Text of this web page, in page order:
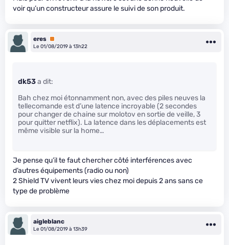
voir qu’un constructeur assure le suivi de son produit.
eres Premium
Le 01/08/2019 à 13h22
dk53a dit:
Bah chez moi étonnamment non, avec des piles neuves la
tellecomande est d’une latence incroyable (2 secondes
pour changer de chaine sur molotov en sortie de veille, 3
pour quitter netflix). La latence dans les déplacements est
même visible sur la home…
Je pense qu’il te faut chercher côté interférences avec
d’autres équipements (radio ou non)
2 Shield TV vivent leurs vies chez moi depuis 2 ans sans ce
type de problème
aigleblanc
Le 01/08/2019 à 13h39